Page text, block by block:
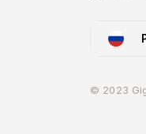
© 2023